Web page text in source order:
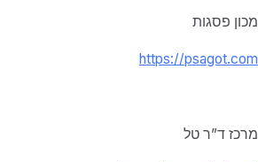
מכון פסגות
https://psagot.com
מרכז ד”ר טל